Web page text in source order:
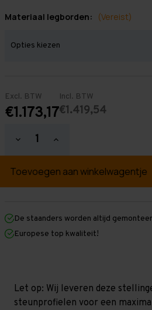
Materiaal legborden: (Vereist)
Excl. BTW
€1.173,17
Incl. BTW
€1.419,54
Hoeveelheid
verlagen
Grootvakstelling
mm
mm
x
1.000
niveaus
GALVA
Hoeveelheid
verhogen
Grootvakstelling
mm
mm
1.000
niveaus
GALVA
De staanders worden altijd
Europese top kwaliteit!
Let op: Wij leveren deze
steunprofielen voor een